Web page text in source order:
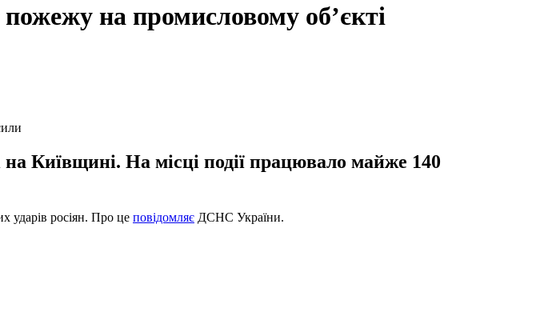
на промисловому обʼєкті
Київщині. На місці події працювало майже 140
ударів росіян. Про це повідомляє ДСНС України.